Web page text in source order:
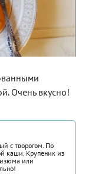
Очень вкусно!
с творогом. По
каши. Крупеник из
изюма или